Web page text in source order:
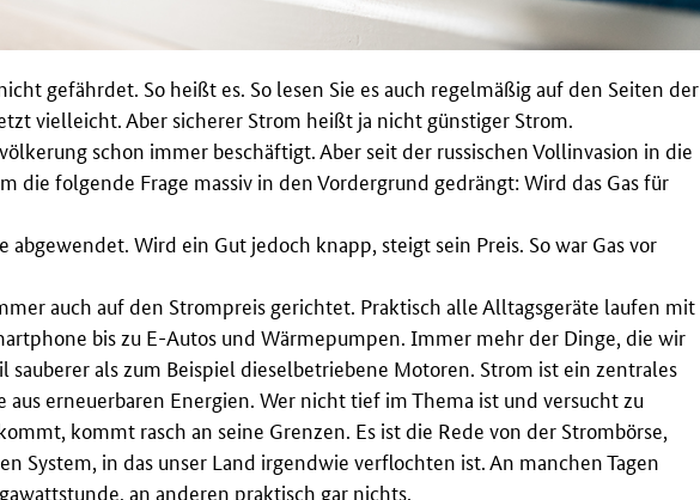
gefährdet. So heißt es. So lesen Sie es auch regelmäßig auf den Seiten der
vielleicht. Aber sicherer Strom heißt ja nicht günstiger Strom.
schon immer beschäftigt. Aber seit der russischen Vollinvasion in die
die folgende Frage massiv in den Vordergrund gedrängt: Wird das Gas für
Wird ein Gut jedoch knapp, steigt sein Preis. So war Gas vor
auch auf den Strompreis gerichtet. Praktisch alle Alltagsgeräte laufen mit
bis zu E-Autos und Wärmepumpen. Immer mehr der Dinge, die wir
sauberer als zum Beispiel dieselbetriebene Motoren. Strom ist ein zentrales
erneuerbaren Energien. Wer nicht tief im Thema ist und versucht zu
kommt rasch an seine Grenzen. Es ist die Rede von der Strombörse,
System, in das unser Land irgendwie verflochten ist. An manchen Tagen
an anderen praktisch gar nichts.